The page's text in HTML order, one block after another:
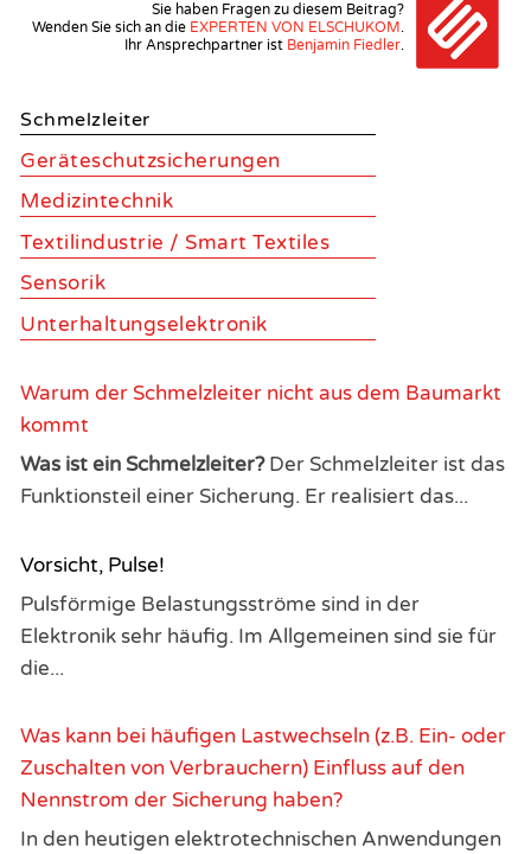
Sie haben Fragen zu diesem Beitrag?
Wenden Sie sich an die EXPERTEN VON ELSCHUKOM.
Ihr Ansprechpartner ist Benjamin Fiedler.
Schmelzleiter
Geräteschutzsicherungen
Medizintechnik
Textilindustrie / Smart Textiles
Sensorik
Unterhaltungselektronik
Warum der Schmelzleiter nicht aus dem Baumarkt
kommt
Was ist ein Schmelzleiter?Der Schmelzleiter ist das
Funktionsteil einer Sicherung. Er realisiert das...
Vorsicht, Pulse!
Pulsförmige Belastungsströme sind in der
Elektronik sehr häufig. Im Allgemeinen sind sie für
die...
Was kann bei häufigen Lastwechseln (z.B. Ein- oder
Zuschalten von Verbrauchern) Einfluss auf den
Nennstrom der Sicherung haben?
In den heutigen elektrotechnischen Anwendungen